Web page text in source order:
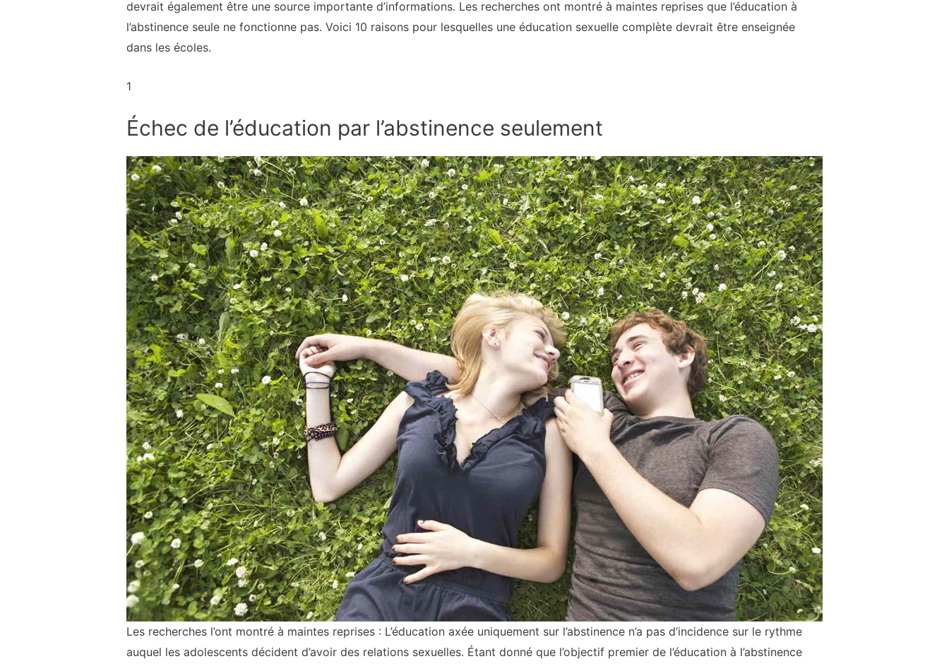
devrait également être une source importante d’informations. Les recherches ont montré à maintes reprises que l’éducation à
l’abstinence seule ne fonctionne pas. Voici 10 raisons pour lesquelles une éducation sexuelle complète devrait être enseignée
dans les écoles.
1
Échec de l’éducation par l’abstinence seulement
Les recherches l’ont montré à maintes reprises : L’éducation axée uniquement sur l’abstinence n’a pas d’incidence sur le rythme
auquel les adolescents décident d’avoir des relations sexuelles. Étant donné que l’objectif premier de l’éducation à l’abstinence